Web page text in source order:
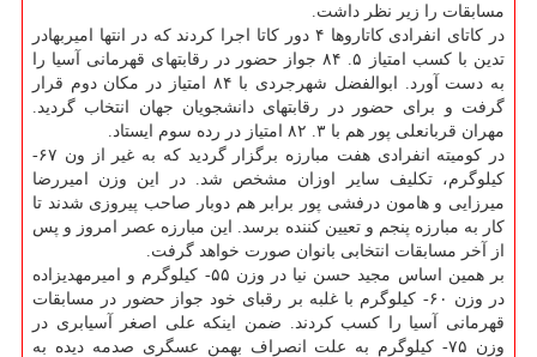
مسابقات را زیر نظر داشت.
در كاتای انفرادی كاتاروها ۴ دور كاتا اجرا كردند كه در انتها امیربهادر
تدین با كسب امتیاز ۵. ۸۴ جواز حضور در رقابتهای قهرمانی آسیا را
به دست آورد. ابوالفضل شهرجردی با ۸۴ امتیاز در مكان دوم قرار
گرفت و برای حضور در رقابتهای دانشجویان جهان انتخاب گردید.
مهران قربانعلی پور هم با ۳. ۸۲ امتیاز در رده سوم ایستاد.
در كومیته انفرادی هفت مبارزه برگزار گردید كه به غیر از ون ۶۷-
كیلوگرم، تكلیف سایر اوزان مشخص شد. در این وزن امیررضا
میرزایی و هامون درفشی پور برابر هم دوبار صاحب پیروزی شدند تا
كار به مبارزه پنجم و تعیین كننده برسد. این مبارزه عصر امروز و پس
از آخر مسابقات انتخابی بانوان صورت خواهد گرفت.
بر همین اساس مجید حسن نیا در وزن ۵۵- كیلوگرم و امیرمهدیزاده
در وزن ۶۰- كیلوگرم با غلبه بر رقبای خود جواز حضور در مسابقات
قهرمانی آسیا را كسب كردند. ضمن اینكه علی اصغر آسیابری در
وزن ۷۵- كیلوگرم به علت انصراف بهمن عسگری صدمه دیده به